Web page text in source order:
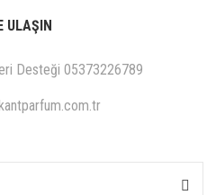
ULAŞIN
Desteği 05373226789